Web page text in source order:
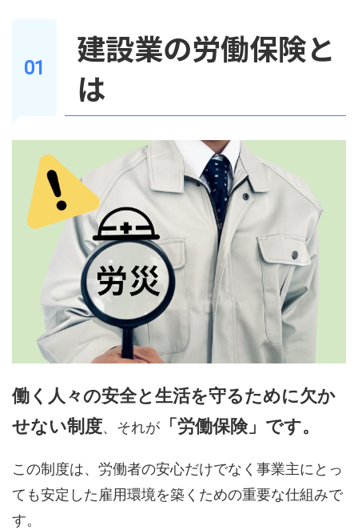
建設業の労働保険と
は
働く人々の安全と生活を守るために欠か
せない制度、それが 「労働保険」 です。
この制度は、労働者の安心だけでなく事業主にとっ
ても安定した雇用環境を築くための重要な仕組みで
す。